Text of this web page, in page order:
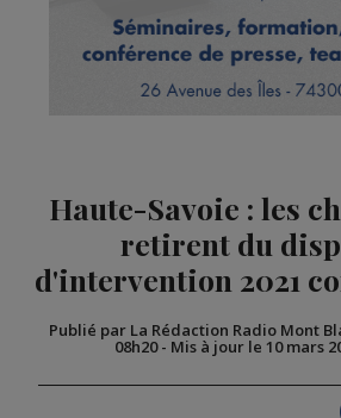
Haute-Savoie : les
retirent du
d'intervention 2021
Publié par La Rédaction Radio Mont
08h20- Mis à jour le 10 mars